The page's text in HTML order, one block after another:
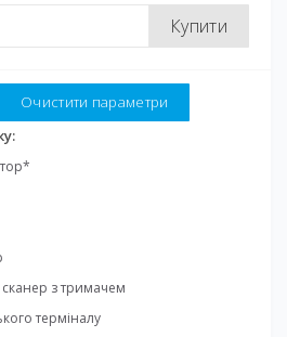
Купити
Очистити параметри
з тримачем
терміналу